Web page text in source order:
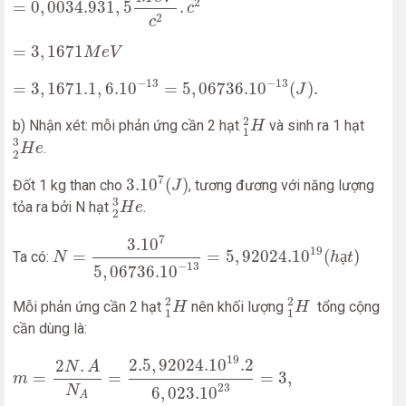
= 0, 0034.931, 5
c2
. c2
= 3, 1671MeV
,1671MeV
= 3, 1671.1, 6.10−13 = 5,06736.10−13(J).
,1671.1 ,6.10 −13= 06736.10−13( J ).
b) Nhận xét: mỗi phản ứng cần 2 hạt 2
1H
1 2H và sinh ra 1 hạt
3
2He
23He
.
Đốt 1 kg than cho 3.107(J)
3.107( J)
, tương đương với năng lượng
tỏa ra bởi N hạt 3
2He
23He
.
Ta có: N =
3.107
5,06736.10−13 = 5,92024.1019(hạt)
,06736.10
Mỗi phản ứng cần 2 hạt 2
1H
1 2H nên khối lượng2
1H
12Htổng cộng
cần dùng là:
m =
2N. A
NA
=
2.5,92024.1019.2
6,023.1023 = 3,
N. AN A ,92024.10 19.2 6,